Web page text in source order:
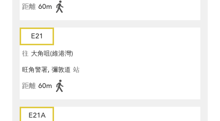
距離 60m
E21
往 大角咀(維港灣)
旺角警署, 彌敦道 站
距離 60m
E21A